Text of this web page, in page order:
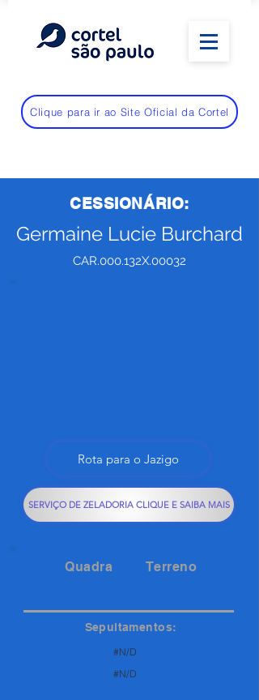
Clique para ir ao Site Oficial da Cortel
CESSIONÁRIO:
Germaine Lucie Burchard
CAR.000.132X.00032
Rota para o Jazigo
SERVIÇO DE ZELADORIA CLIQUE E SAIBA MAIS
Quadra Terreno
Sepultamentos:
#N/D
#N/D